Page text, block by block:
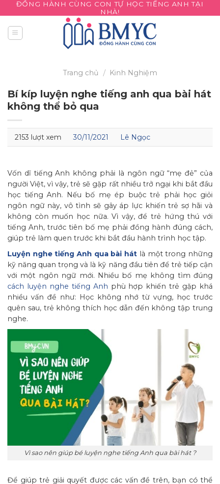
to
content
ĐỒNG HÀNH CÙNG CON TỰ HỌC TIẾNG ANH TẠI
NHÀ!
Trang chủ / Kinh Nghiệm
Bí kíp luyện nghe tiếng anh qua bài hát
không thể bỏ qua
2153 lượt xem 30/11/2021 Lê Ngọc
Vốn dĩ tiếng Anh không phải là ngôn ngữ “mẹ đẻ” của
người Việt, vì vậy, trẻ sẽ gặp rất nhiều trở ngại khi bắt đầu
học tiếng Anh. Nếu bố mẹ ép buộc trẻ phải học giỏi
ngôn ngữ này, vô tình sẽ gây áp lực khiến trẻ sợ hãi và
không còn muốn học nữa. Vì vậy, để trẻ hứng thú với
tiếng Anh, trước tiên bố mẹ phải đồng hành đúng cách,
giúp trẻ làm quen trước khi bắt đầu hành trình học tập.
Luyện nghe tiếng Anh qua bài hát là một trong những
kỹ năng quan trọng và là kỹ năng đầu tiên để trẻ tiếp cận
với một ngôn ngữ mới. Nhiều bố mẹ không tìm đúng
cách luyện nghe tiếng Anh phù hợp khiến trẻ gặp khá
nhiều vấn đề như: Học không nhớ từ vựng, học trước
quên sau, trẻ không thích học dẫn đến không tập trung
nghe.
Vì sao nên giúp bé luyện nghe tiếng Anh qua bài hát ?
Để giúp trẻ giải quyết được các vấn đề trên, bạn có thể